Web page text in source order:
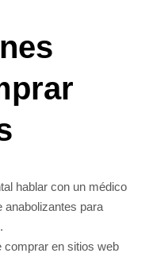
hablar con un médico
anabolizantes para
comprar en sitios web